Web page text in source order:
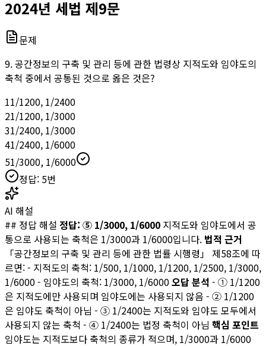
2024년 세법 제9문
문제
9. 공간정보의 구축 및 관리 등에 관한 법령상 지적도와 임야도의
축척 중에서 공통된 것으로 옳은 것은?
11/1200, 1/2400
21/1200, 1/3000
31/2400, 1/3000
41/2400, 1/6000
51/3000, 1/6000
정답: 5번
AI 해설
## 정답 해설 정답: ⑤ 1/3000, 1/6000 지적도와 임야도에서 공
통으로 사용되는 축척은 1/3000과 1/6000입니다. 법적 근거
「공간정보의 구축 및 관리 등에 관한 법률 시행령」 제58조에 따
르면: - 지적도의 축척: 1/500, 1/1000, 1/1200, 1/2500, 1/3000,
1/6000 - 임야도의 축척: 1/3000, 1/6000오답 분석 - ① 1/1200
은 지적도에만 사용되며 임야도에는 사용되지 않음 - ② 1/1200
은 임야도 축척이 아님 - ③ 1/2400는 지적도와 임야도 모두에서
사용되지 않는 축척 - ④ 1/2400는 법정 축척이 아님 핵심 포인트
임야도는 지적도보다 축척의 종류가 적으며, 1/3000과 1/6000